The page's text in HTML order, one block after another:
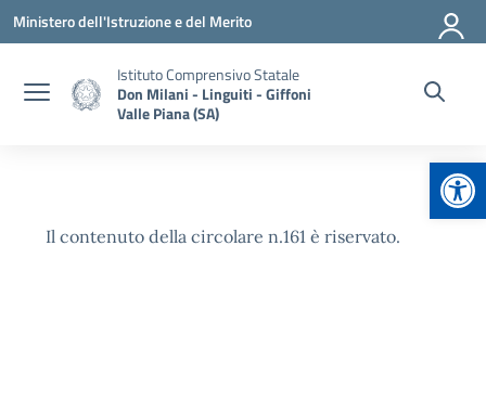
Vai ai contenuti
Vai al menu di navigazione
Vai al footer
Ministero dell'Istruzione e del Merito
Istituto Comprensivo Statale
Don Milani - Linguiti - Giffoni
Valle Piana (SA)
Il contenuto della circolare n.161 è riservato.